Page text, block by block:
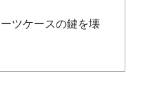
ツケースの鍵を壊